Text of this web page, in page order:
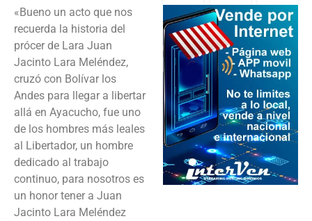
«Bueno un acto que nos
recuerda la historia del
prócer de Lara Juan
Jacinto Lara Meléndez,
cruzó con Bolívar los
Andes para llegar a libertar
allá en Ayacucho, fue uno
de los hombres más leales
al Libertador, un hombre
dedicado al trabajo
continuo, para nosotros es
un honor tener a Juan
Jacinto Lara Meléndez